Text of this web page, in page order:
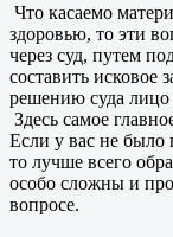
Что касаемо
здоровью, то эти
через суд, путем
составить исковое
решению суда лицо
Здесь самое
Если у вас не было
то лучше всего
особо сложны и
вопросе.